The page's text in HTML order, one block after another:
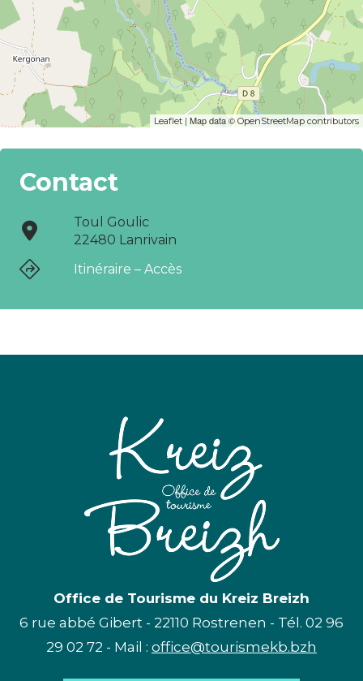
Leaflet | Map data © OpenStreetMap contributors
Contact
Toul Goulic
22480 Lanrivain
Itinéraire – Accès
Office de Tourisme du Kreiz Breizh
6 rue abbé Gibert - 22110 Rostrenen - Tél. 02 96
29 02 72 - Mail : office@tourismekb.bzh